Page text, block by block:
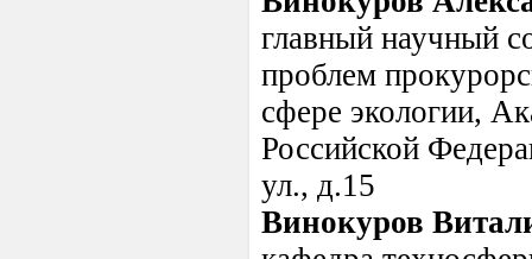
главный научный
проблем
сфере экологии,
Российской
ул., д.15
Винокуров